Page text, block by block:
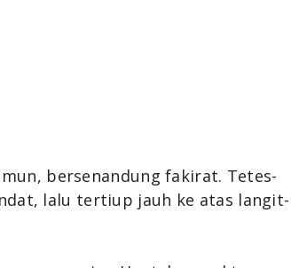
bersenandung fakirat. Tetes-
lalu tertiup jauh ke atas langit-